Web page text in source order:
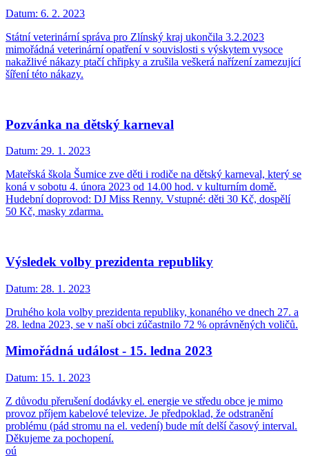
Datum: 6. 2. 2023
Státní veterinární správa pro Zlínský kraj ukončila 3.2.2023
mimořádná veterinární opatření v souvislosti s výskytem vysoce
nakažlivé nákazy ptačí chřipky a zrušila veškerá nařízení zamezující
šíření této nákazy.
Pozvánka na dětský karneval
Datum: 29. 1. 2023
Mateřská škola Šumice zve děti i rodiče na dětský karneval, který se
koná v sobotu 4. února 2023 od 14.00 hod. v kulturním domě.
Hudební doprovod: DJ Miss Renny. Vstupné: děti 30 Kč, dospělí
50 Kč, masky zdarma.
Výsledek volby prezidenta republiky
Datum: 28. 1. 2023
Druhého kola volby prezidenta republiky, konaného ve dnech 27. a
28. ledna 2023, se v naší obci zúčastnilo 72 % oprávněných voličů.
Mimořádná událost - 15. ledna 2023
Datum: 15. 1. 2023
Z důvodu přerušení dodávky el. energie ve středu obce je mimo
provoz příjem kabelové televize. Je předpoklad, že odstranění
problému (pád stromu na el. vedení) bude mít delší časový interval.
Děkujeme za pochopení.
oú